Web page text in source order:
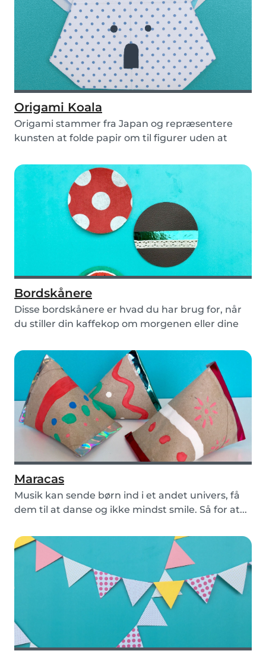
Origami Koala
Origami stammer fra Japan og repræsentere
kunsten at folde papir om til figurer uden at
Bordskånere
Disse bordskånere er hvad du har brug for, når
du stiller din kaffekop om morgenen eller dine
Maracas
Musik kan sende børn ind i et andet univers, få
dem til at danse og ikke mindst smile. Så for at...